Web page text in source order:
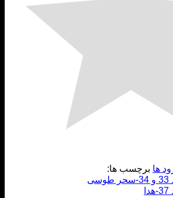
برچسب ها: